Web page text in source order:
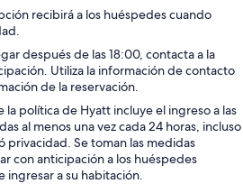
recibirá a los huéspedes cuando
después de las 18:00, contacta a la
Utiliza la información de contacto
de la reservación.
la política de Hyatt incluye el ingreso a las
al menos una vez cada 24 horas, incluso
privacidad. Se toman las medidas
con anticipación a los huéspedes
ingresar a su habitación.